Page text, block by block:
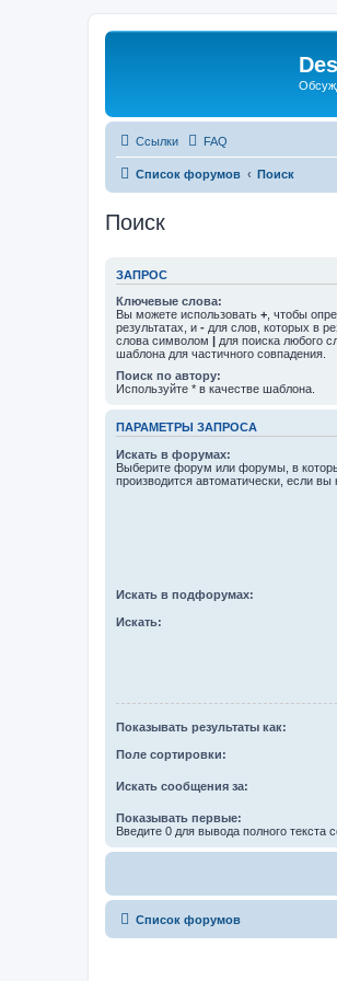
Ссылки FAQ
Список форумов Поиск
Поиск
ЗАПРОС
Ключевые слова:
Вы можете использовать + , чтобы
результатах, и - для слов, которых в
слова символом | для поиска любого
шаблона для частичного совпадения.
Поиск по автору:
Используйте * в качестве шаблона.
ПАРАМЕТРЫ ЗАПРОСА
Искать в форумах:
Выберите форум или форумы, в
производится автоматически, если
Искать в подфорумах:
Искать:
Показывать результаты как:
Поле сортировки:
Искать сообщения за:
Показывать первые:
Введите 0 для вывода полного текста
Список форумов